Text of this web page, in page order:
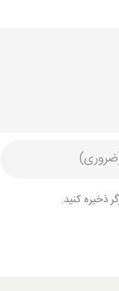
ذخیره کنید.